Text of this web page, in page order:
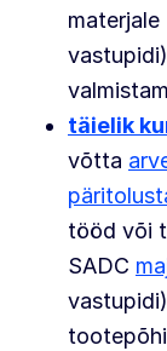
materjale
täielik
võtta
tööd või
SADC